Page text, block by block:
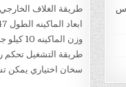
طريقة الغلاف
ابعاد الماكينه الطول 47 X عرض 25 X ارتفاع 25 سم
وزن الماكينه 10 كيلو جرام
طريقة التشغيل تحكم
سخان اختياري يمكن